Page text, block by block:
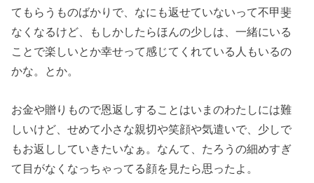
てもらうものばかりで、なにも返せていないって不甲斐
なくなるけど、もしかしたらほんの少しは、一緒にいる
ことで楽しいとか幸せって感じてくれている人もいるの
かな。とか。
お金や贈りもので恩返しすることはいまのわたしには難
しいけど、せめて小さな親切や笑顔や気遣いで、少しで
もお返ししていきたいなぁ。なんて、たろうの細めすぎ
て目がなくなっちゃってる顔を見たら思ったよ。